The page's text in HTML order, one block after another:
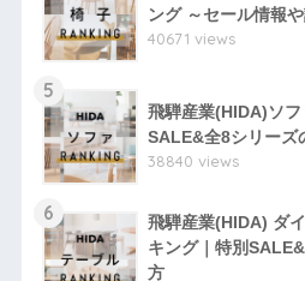
ング ～セール情報
40671 views
5
飛騨産業(HIDA)ソ
SALE&全8シリーズ
38840 views
6
飛騨産業(HIDA) ダ
キング｜特別
方